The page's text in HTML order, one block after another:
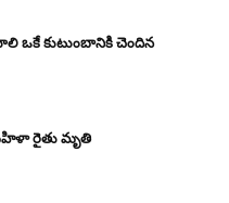
ఒకే కుటుంబానికి చెందిన
రైతు మృతి